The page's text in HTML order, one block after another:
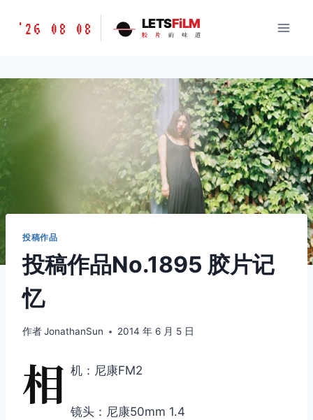
胶
味
'26 08 08 LETSFiLM
胶 片 的 味 道
投稿作品
投稿作品No.1895 胶片记
忆
作者JonathanSun 2014 年 6 月 5 日
相 机：尼康FM2
镜头：尼康50mm 1.4